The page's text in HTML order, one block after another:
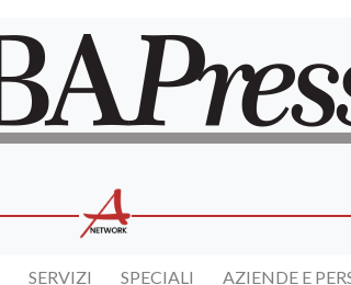
SERVIZI SPECIALI AZIENDE E